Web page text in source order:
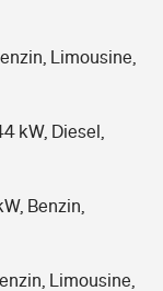
Limousine,
kW, Diesel,
Benzin,
Limousine,